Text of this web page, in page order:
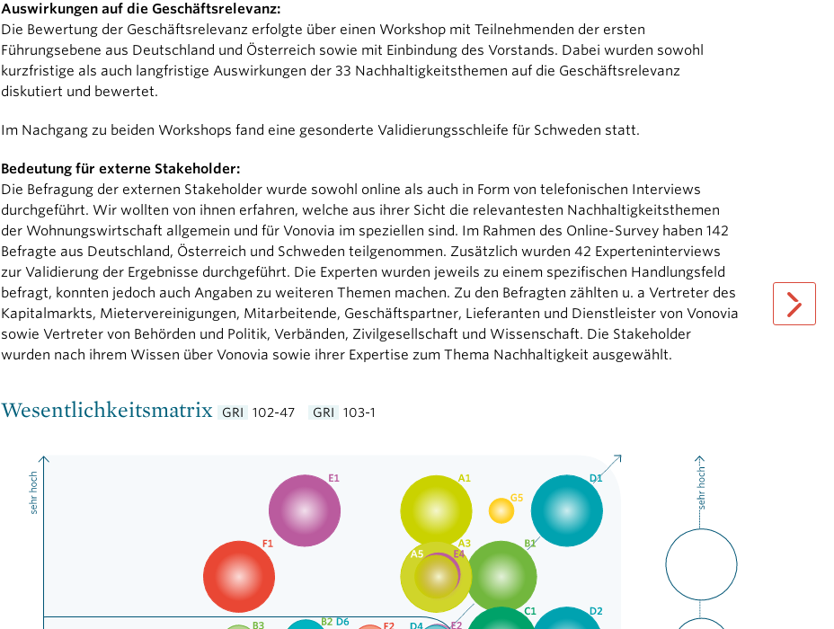
Auswirkungen auf die Geschäftsrelevanz:
Die Bewertung der Geschäftsrelevanz erfolgte über einen Workshop mit Teilnehmenden der ersten
Führungsebene aus Deutschland und Österreich sowie mit Einbindung des Vorstands. Dabei wurden sowohl
kurzfristige als auch langfristige Auswirkungen der 33 Nachhaltigkeitsthemen auf die Geschäftsrelevanz
diskutiert und bewertet.
Im Nachgang zu beiden Workshops fand eine gesonderte Validierungsschleife für Schweden statt.
Bedeutung für externe Stakeholder:
Die Befragung der externen Stakeholder wurde sowohl online als auch in Form von telefonischen Interviews
durchgeführt. Wir wollten von ihnen erfahren, welche aus ihrer Sicht die relevantesten Nachhaltigkeitsthemen
der Wohnungswirtschaft allgemein und für Vonovia im speziellen sind. Im Rahmen des Online-Survey haben 142
Befragte aus Deutschland, Österreich und Schweden teilgenommen. Zusätzlich wurden 42 Experteninterviews
zur Validierung der Ergebnisse durchgeführt. Die Experten wurden jeweils zu einem spezifischen Handlungsfeld
befragt, konnten jedoch auch Angaben zu weiteren Themen machen. Zu den Befragten zählten u. a Vertreter des
Kapitalmarkts, Mietervereinigungen, Mitarbeitende, Geschäftspartner, Lieferanten und Dienstleister von Vonovia
sowie Vertreter von Behörden und Politik, Verbänden, Zivilgesellschaft und Wissenschaft. Die Stakeholder
wurden nach ihrem Wissen über Vonovia sowie ihrer Expertise zum Thema Nachhaltigkeit ausgewählt.
Wesentlichkeitsmatrix 102-47 103-1